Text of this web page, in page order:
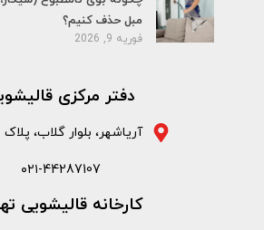
مبل حذف کنیم؟
فوریه 9, 2026
دفتر مرکزی
آریاشهر، بلوار گلاب، پلاک ۶۳، واحد ۱
۰۲۱-44287107
کارخانه قالیشویی